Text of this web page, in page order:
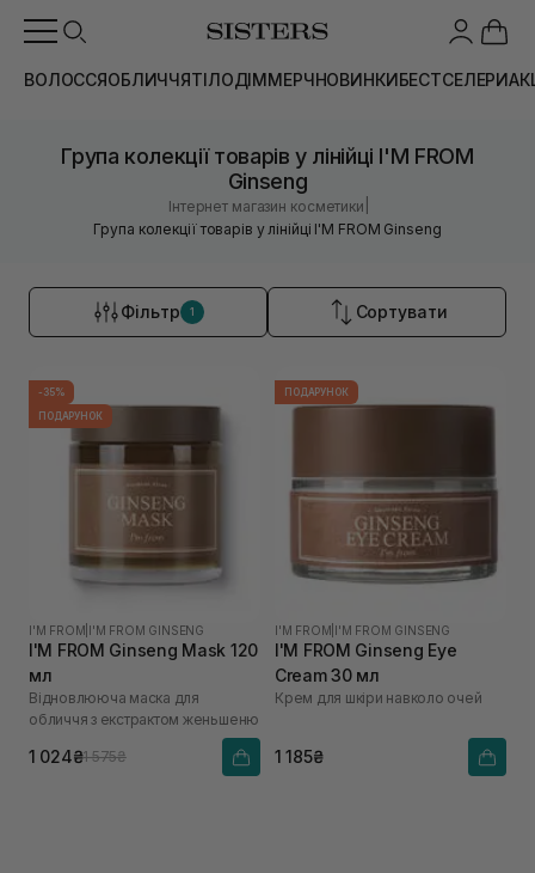
ВОЛОССЯОБЛИЧЧЯТІЛОДІММЕРЧНОВИНКИБЕСТСЕЛЕРИ
Група колекції товарів у лінійці I'M FROM
Ginseng
Інтернет магазин косметики
Група колекції товарів у лінійці I'M FROM Ginseng
Фільтр 1 Сортувати
-35%
ПОДАРУНОК
I'M FROM I'M FROM GINSENG
I'M FROM Ginseng Mask 120
мл
Відновлююча маска для
обличчя з екстрактом женьшеню
1 024₴1 575₴
ПОДАРУНОК
I'M FROM I'M FROM GINSENG
I'M FROM Ginseng Eye
Cream 30 мл
Крем для шкіри навколо очей
1 185₴